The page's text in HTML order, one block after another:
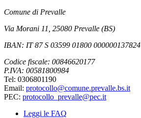
Comune di Prevalle
Via Morani 11, 25080 Prevalle (BS)
IBAN: IT 87 S 03599 01800 000000137824
Codice fiscale: 00846620177
P.IVA: 00581800984
Tel: 0306801190
Email: protocollo@comune.prevalle.bs.it
PEC: protocollo_prevalle@pec.it
Leggi le FAQ